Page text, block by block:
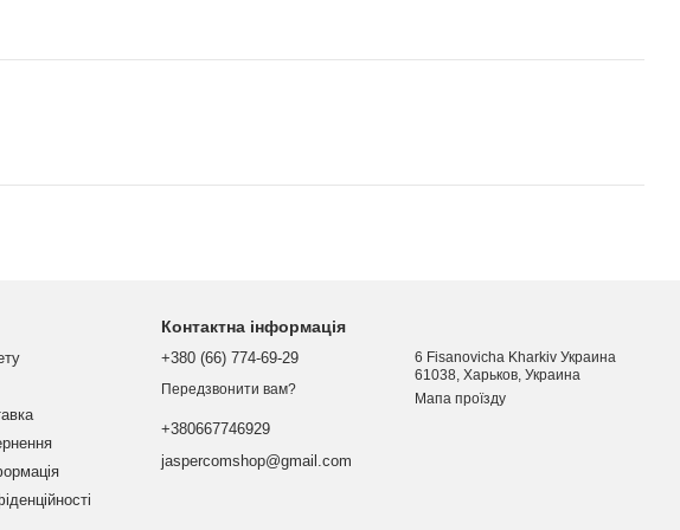
Контактна інформація
+380 (66) 774-69-29
Передзвонити вам?
+380667746929
jaspercomshop@gmail.com
6 Fisanovicha Kharkiv Украина
61038, Харьков, Украина
Мапа проїзду